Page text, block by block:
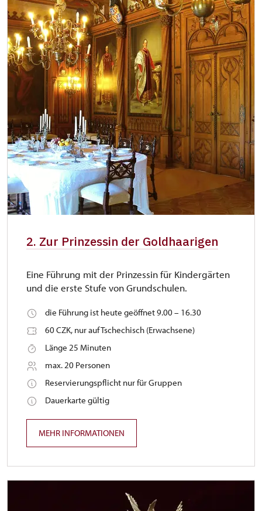
2. Zur Prinzessin der Goldhaarigen
Eine Führung mit der Prinzessin für Kindergärten
und die erste Stufe von Grundschulen.
die Führung ist heute geöffnet 9.00 – 16.30
60 CZK, nur auf Tschechisch (Erwachsene)
Länge 25 Minuten
max. 20 Personen
Reservierungspflicht nur für Gruppen
Dauerkarte gültig
MEHR INFORMATIONEN